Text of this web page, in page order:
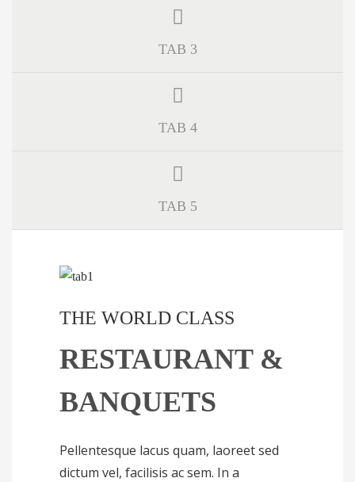
TAB 3
TAB 4
TAB 5
THE WORLD CLASS
RESTAURANT &
BANQUETS
Pellentesque lacus quam, laoreet sed
dictum vel, facilisis ac sem. In a